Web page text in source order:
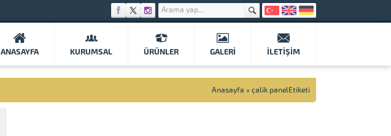
ANASAYFA KURUMSAL ÜRÜNLER GALERI İLETIŞIM
Anasayfa » çalik panelEtiketi